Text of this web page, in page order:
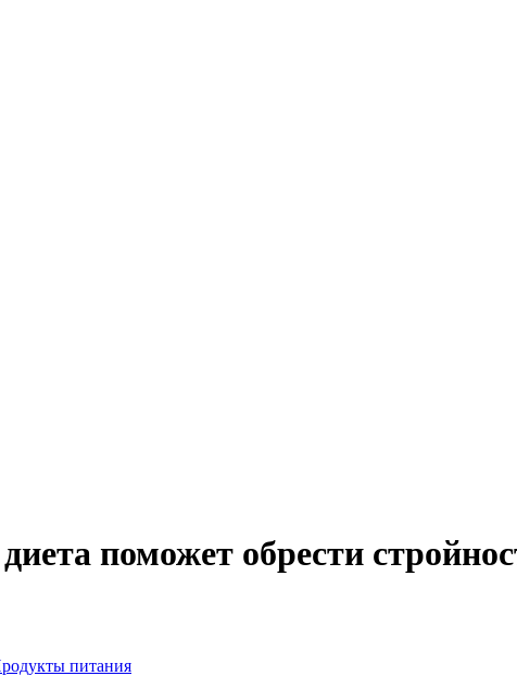
поможет обрести
питания